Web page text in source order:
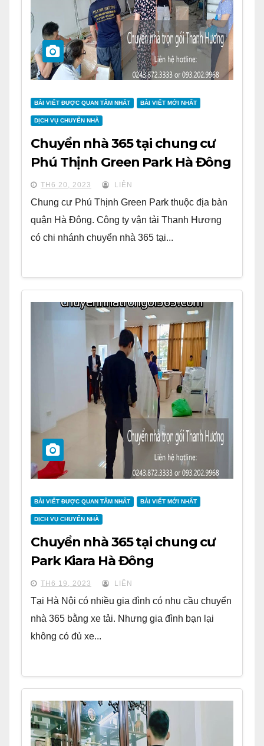
BÀI VIẾT ĐƯỢC QUAN TÂM NHẤT BÀI VIẾT MỚI NHẤT
DỊCH VỤ CHUYỂN NHÀ
Chuyển nhà 365 tại chung cư
Phú Thịnh Green Park Hà Đông
TH6 20, 2023 LIÊN
Chung cư Phú Thịnh Green Park thuộc địa bàn
quận Hà Đông. Công ty vận tải Thanh Hương
có chi nhánh chuyển nhà 365 tại...
BÀI VIẾT ĐƯỢC QUAN TÂM NHẤT BÀI VIẾT MỚI NHẤT
DỊCH VỤ CHUYỂN NHÀ
Chuyển nhà 365 tại chung cư
Park Kiara Hà Đông
TH6 19, 2023 LIÊN
Tại Hà Nội có nhiều gia đình có nhu cầu chuyển
nhà 365 bằng xe tải. Nhưng gia đình bạn lại
không có đủ xe...